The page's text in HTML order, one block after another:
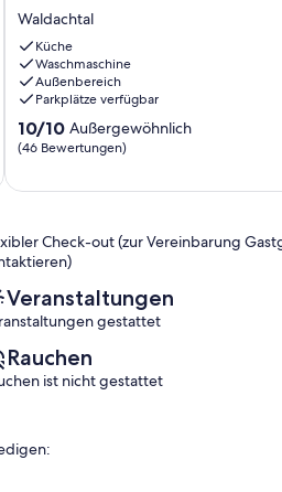
unserem
Ferienhaus
Martini!
Waldachtal
Waldachtal
Küche
Waschmaschine
Außenbereich
Parkplätze verfügbar
10.0
von
Außergewöhnlich,
10/10 Außergewöhnlich
(46 Bewertungen)
Check-out (zur Vereinbarung
Veranstaltungen
gestattet
Rauchen
ist nicht gestattet